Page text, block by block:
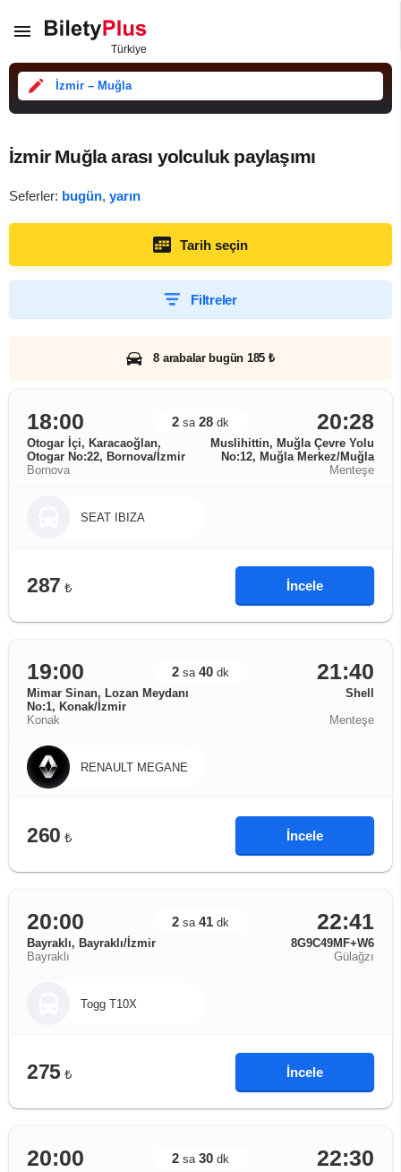
İzmir – Muğla
İzmir Muğla arası yolculuk paylaşımı
Seferler: bugün, yarın
Tarih seçin
Filtreler
8 arabalar bugün 185 ₺
18:00 2 sa 28 dk 20:28
Otogar İçi, Karacaoğlan,
Otogar No:22, Bornova/İzmir
Muslihittin, Muğla Çevre Yolu
No:12, Muğla Merkez/Muğla
Bornova
Menteşe
SEAT IBIZA
287 ₺ İncele
19:00 2 sa 40 dk 21:40
Mimar Sinan, Lozan Meydanı
No:1, Konak/İzmir
Shell
Konak
Menteşe
RENAULT MEGANE
260 ₺ İncele
20:00 2 sa 41 dk 22:41
Bayraklı, Bayraklı/İzmir
8G9C49MF+W6
Bayraklı
Gülağzı
Togg T10X
275 ₺ İncele
20:00 2 sa 30 dk 22:30